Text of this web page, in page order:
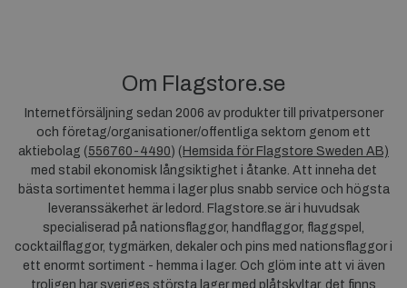
Om Flagstore.se
Internetförsäljning sedan 2006 av produkter till privatpersoner
och företag/organisationer/offentliga sektorn genom ett
aktiebolag (556760-4490) ( Hemsida för Flagstore Sweden AB)
med stabil ekonomisk långsiktighet i åtanke. Att inneha det
bästa sortimentet hemma i lager plus snabb service och högsta
leveranssäkerhet är ledord. Flagstore.se är i huvudsak
specialiserad på nationsflaggor, handflaggor, flaggspel,
cocktailflaggor, tygmärken, dekaler och pins med nationsflaggor i
ett enormt sortiment - hemma i lager. Och glöm inte att vi även
troligen har sveriges största lager med plåtskyltar, det finns